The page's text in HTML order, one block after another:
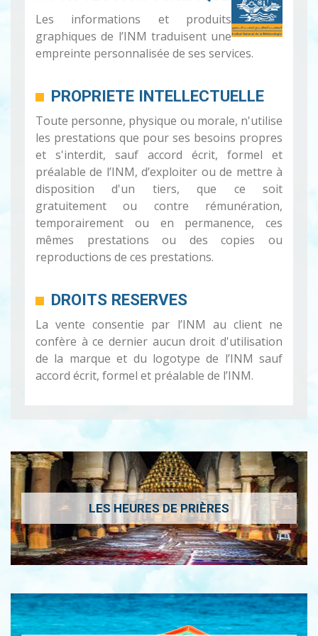
Les informations et produits
graphiques de l’INM traduisent une
empreinte personnalisée de ses services.
PROPRIETE INTELLECTUELLE
Toute personne, physique ou morale, n'utilise
les prestations que pour ses besoins propres
et s'interdit, sauf accord écrit, formel et
préalable de l’INM, d’exploiter ou de mettre à
disposition d'un tiers, que ce soit
gratuitement ou contre rémunération,
temporairement ou en permanence, ces
mêmes prestations ou des copies ou
reproductions de ces prestations.
DROITS RESERVES
La vente consentie par l’INM au client ne
confère à ce dernier aucun droit d'utilisation
de la marque et du logotype de l’INM sauf
accord écrit, formel et préalable de l’INM.
LES HEURES DE PRIÈRES